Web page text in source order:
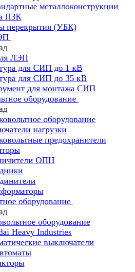
металлоконструкции
ПЗК
перекрытия (УБК)
ЛЭП
для СИП до 1 кВ
для СИП до 35 кВ
для монтажа СИП
оборудование
оборудование
нагрузки
предохранители
ОПН
оборудование
оборудование
Heavy Industries
выключатели